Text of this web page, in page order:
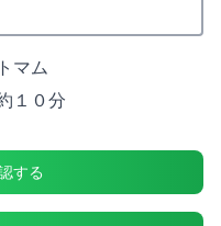
トマム
１０分
する